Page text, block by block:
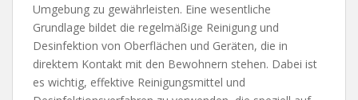
Umgebung zu gewährleisten. Eine wesentliche
Grundlage bildet die regelmäßige Reinigung und
Desinfektion von Oberflächen und Geräten, die in
direktem Kontakt mit den Bewohnern stehen. Dabei ist
es wichtig, effektive Reinigungsmittel und